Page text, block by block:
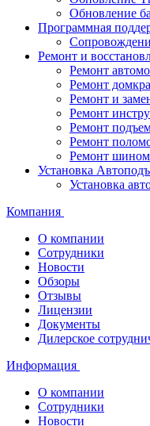
Обновление
Программная
Ремонт и
Ремонт
Ремонт
Ремонт и
Ремонт
Ремонт
Ремонт
Ремонт
Установка
Установка
Компания
О компании
Сотрудники
Новости
Обзоры
Отзывы
Лицензии
Документы
Дилерское
Информация
О компании
Сотрудники
Новости